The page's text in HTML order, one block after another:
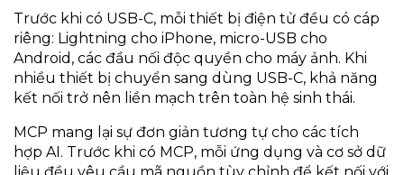
Trước khi có USB-C, mỗi thiết bị điện tử đều có cáp
riêng: Lightning cho iPhone, micro-USB cho
Android, các đầu nối độc quyền cho máy ảnh. Khi
nhiều thiết bị chuyển sang dùng USB-C, khả năng
kết nối trở nên liền mạch trên toàn hệ sinh thái.
MCP mang lại sự đơn giản tương tự cho các tích
hợp AI. Trước khi có MCP, mỗi ứng dụng và cơ sở dữ